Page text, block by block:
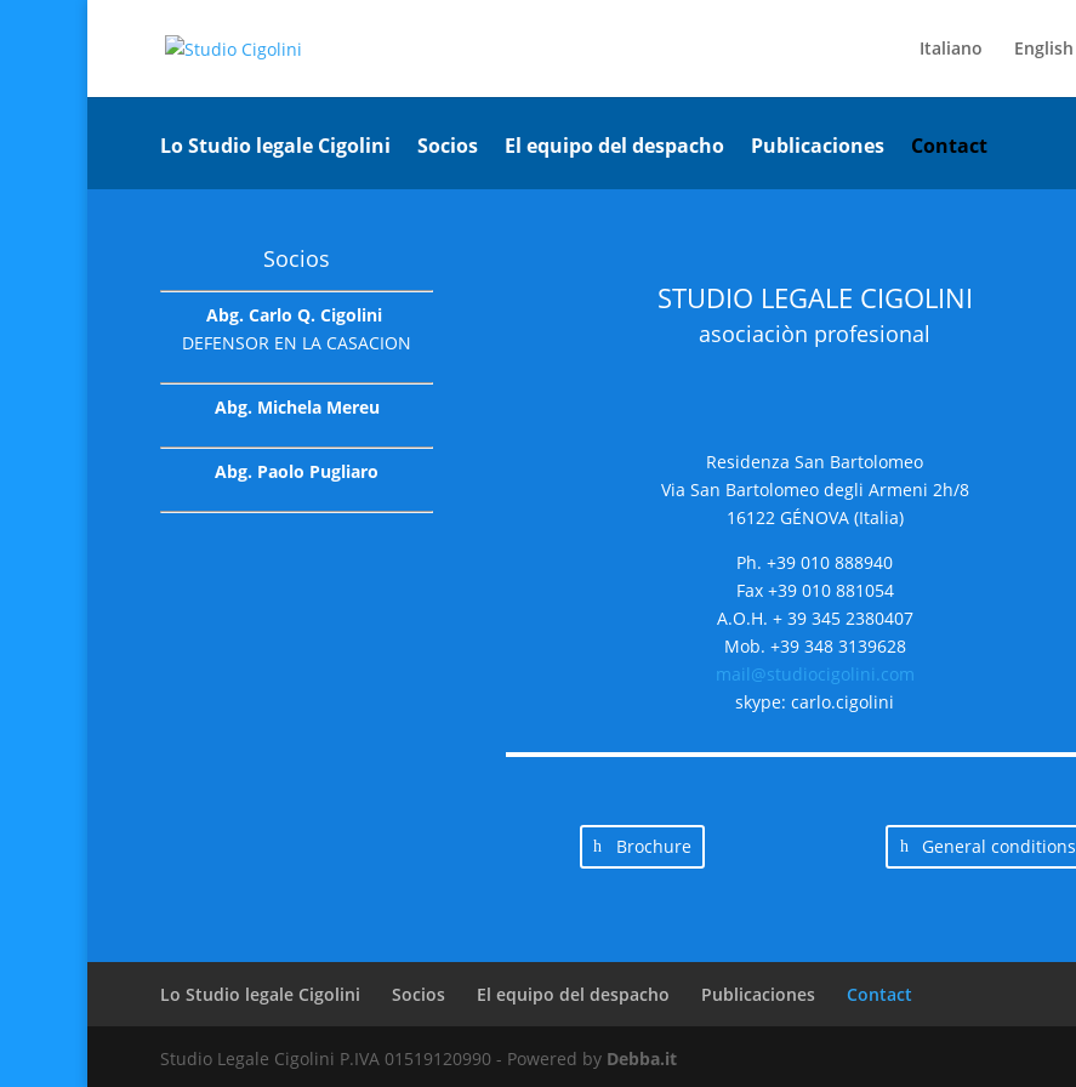
Italiano English
Lo Studio legale Cigolini Socios El equipo del despacho Publicaciones Contact
Socios
Abg. Carlo Q. Cigolini
DEFENSOR EN LA CASACION
Abg. Michela Mereu
Abg. Paolo Pugliaro
STUDIO LEGALE CIGOLINI
asociaciòn profesional
Residenza San Bartolomeo
Via San Bartolomeo degli Armeni 2h/8
16122 GÉNOVA (Italia)
Ph. +39 010 888940
Fax +39 010 881054
A.O.H. + 39 345 2380407
Mob. +39 348 3139628
mail@studiocigolini.com
skype: carlo.cigolini
Brochure General conditions
Lo Studio legale Cigolini Socios El equipo del despacho Publicaciones Contact
Studio Legale Cigolini P.IVA 01519120990 - Powered by Debba.it